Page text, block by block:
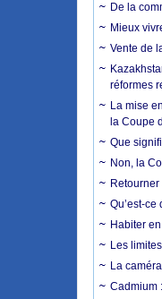
De la
Mieux
Vente de
réformes
La mise
la Coupe
Que
Non, la
Qu’est-
Habiter
Les
La
Cadmium